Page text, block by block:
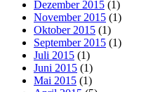
Dezember 2015 (1)
November 2015 (1)
Oktober 2015 (1)
September 2015 (1)
Juli 2015 (1)
Juni 2015 (1)
Mai 2015 (1)